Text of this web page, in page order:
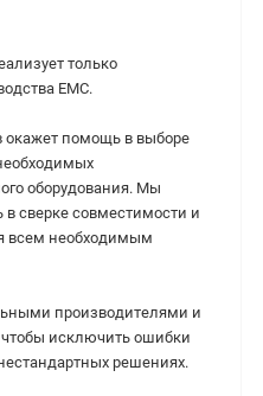
только
EMC.
помощь в выборе
оборудования. Мы
сверке совместимости и
всем необходимым
производителями и
исключить ошибки
решениях.